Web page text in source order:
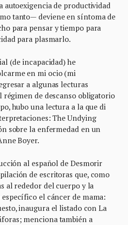
autoexigencia de productividad
tanto— deviene en síntoma de
para pensar y tiempo para
para plasmarlo.
(de incapacidad) he
en mi ocio (mi
a algunas lecturas
régimen de descanso obligatorio
hubo una lectura a la que di
The Undying
sobre la enfermedad en un
Boyer.
al español de Desmorir
de escritoras que, como
al rededor del cuerpo y la
el cáncer de mama:
inaugura el listado con La
menciona también a